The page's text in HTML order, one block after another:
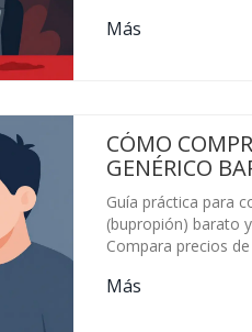
Más
CÓMO
GENÉRICO
SEGURA Y
Guía práctica para
(bupropión) barato
Compara precios
legales.
Más